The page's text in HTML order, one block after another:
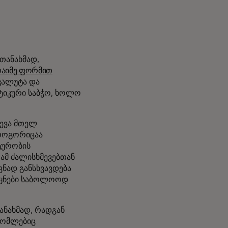
ფორმით
და
საბჭო, ხოლო
მთელ
ძალისხმევებთან
განსხვავდება
საბოლოოდ
რადგან